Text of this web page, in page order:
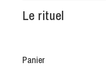
Le rituel
Panier